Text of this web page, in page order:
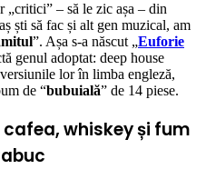
– să le zic așa – din
ști să fac și alt gen muzical, am
mitul”. Așa s-a născut „Euforie
genul adoptat: deep house
lor în limba engleză,
de “bubuială” de 14 piese.
whiskey și fum